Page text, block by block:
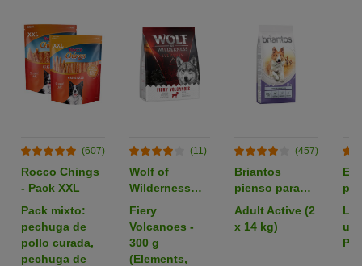
(607)
Rocco Chings
- Pack XXL
Pack mixto:
pechuga de
pollo curada,
pechuga de
(11)
Wolf of
Wilderness
pienso para
perros -
Formato de
prueba
Fiery
Volcanoes -
300 g
(Elements,
(457)
Briantos
pienso para
perros - Pack
Ahorro
Adult Active (2
x 14 kg)
L: